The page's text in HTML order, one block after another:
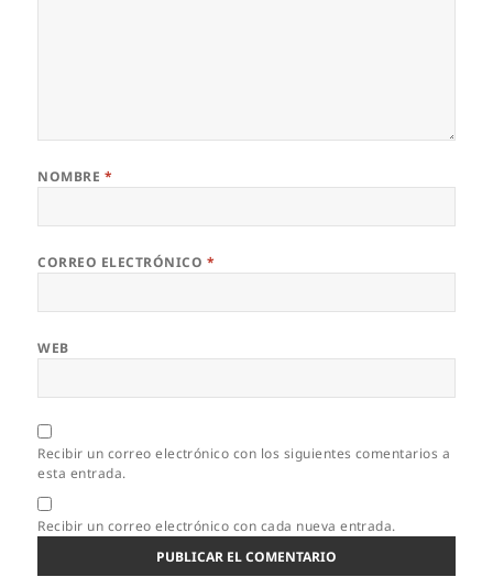
NOMBRE *
CORREO ELECTRÓNICO *
WEB
Recibir un correo electrónico con los siguientes comentarios a
esta entrada.
Recibir un correo electrónico con cada nueva entrada.